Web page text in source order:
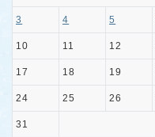
3 4 5
10 11 12
17 18 19
24 25 26
31